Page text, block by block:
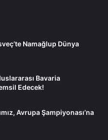
Namağlup Dünya
Bavaria
Edecek!
Avrupa Şampiyonası’na